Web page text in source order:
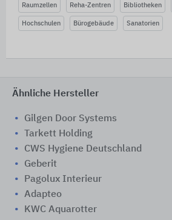
Raumzellen Reha-Zentren Bibliotheken
Hochschulen Bürogebäude Sanatorien
Ähnliche Hersteller
Gilgen Door Systems
Tarkett Holding
CWS Hygiene Deutschland
Geberit
Pagolux Interieur
Adapteo
KWC Aquarotter